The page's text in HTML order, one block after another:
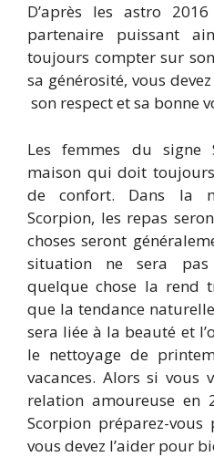
D’après les astro
partenaire puissant
toujours compter sur
sa générosité, vous
son respect et sa bonne
Les femmes du signe
maison qui doit
de confort. Dans la
Scorpion, les repas
choses seront
situation ne sera
quelque chose la rend
que la tendance
sera liée à la beauté et
le nettoyage de
vacances. Alors si vous
relation amoureuse en
Scorpion préparez-
vous devez l’aider pour